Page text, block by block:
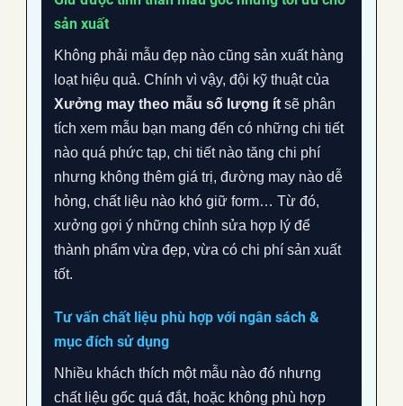
sản xuất
Không phải mẫu đẹp nào cũng sản xuất hàng
loạt hiệu quả. Chính vì vậy, đội kỹ thuật của
Xưởng may theo mẫu số lượng ít sẽ phân
tích xem mẫu bạn mang đến có những chi tiết
nào quá phức tạp, chi tiết nào tăng chi phí
nhưng không thêm giá trị, đường may nào dễ
hỏng, chất liệu nào khó giữ form… Từ đó,
xưởng gợi ý những chỉnh sửa hợp lý để
thành phẩm vừa đẹp, vừa có chi phí sản xuất
tốt.
Tư vấn chất liệu phù hợp với ngân sách &
mục đích sử dụng
Nhiều khách thích một mẫu nào đó nhưng
chất liệu gốc quá đắt, hoặc không phù hợp